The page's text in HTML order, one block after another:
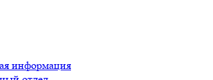
информация